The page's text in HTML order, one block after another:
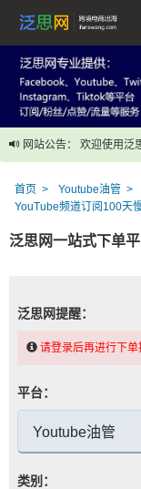
网站公告： 欢迎使用泛
首页 Youtube油管
YouTube频道订阅100天
泛思网一站式下单
泛思网提醒：
请登录后再进行下单
平台：
类别：